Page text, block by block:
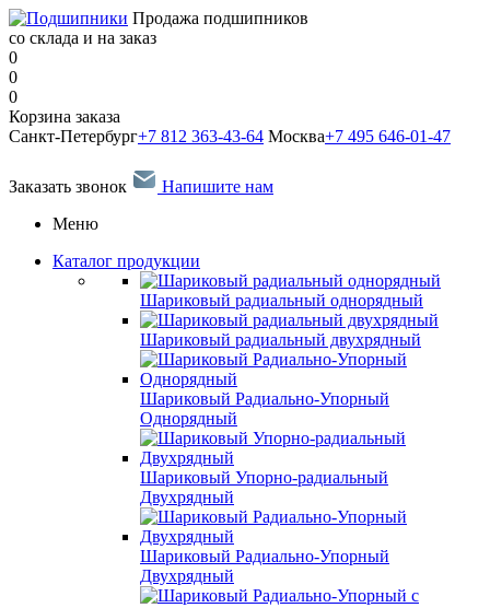
Продажа подшипников
со склада и на заказ
0
0
0
Корзина заказа
Санкт-Петербург+7 812 363-43-64 Москва+7 495 646-01-47
Заказать звонок
Напишите нам
Меню
Каталог продукции
Шариковый радиальный однорядный
Шариковый радиальный двухрядный
Шариковый Радиально-Упорный
Однорядный
Шариковый Упорно-радиальный
Двухрядный
Шариковый Радиально-Упорный
Двухрядный